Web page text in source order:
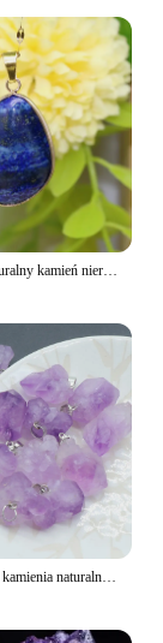
1-częściowy naturalny kamień nieregularny naszyjnik różowy kryształ ametystowy naszyjnik tygrysie oko wisiorek dla kobiet para biżuteria na prezent
5 szt. Wisiorki z kamienia naturalnego nieregularne ametysty kryształowe amulety do wyrobu biżuterii Diy kobiet naszyjnik kolczyk uzdrawianie Reiki prezenty